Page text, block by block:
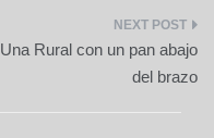
Una Rural con un pan abajo
del brazo